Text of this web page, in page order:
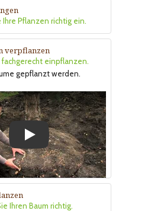
Pflanzen richtig ein.
verpflanzen
fachgerecht einpflanzen.
gepflanzt werden.
Play
Ihren Baum richtig.